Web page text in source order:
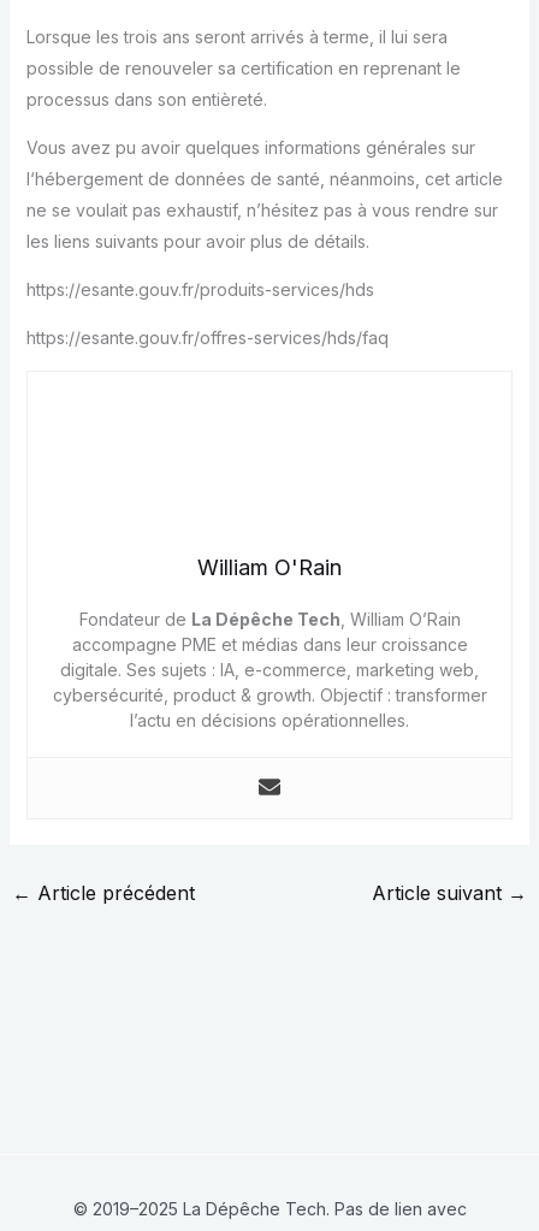
Lorsque les trois ans seront arrivés à terme, il lui sera
possible de renouveler sa certification en reprenant le
processus dans son entièreté.
Vous avez pu avoir quelques informations générales sur
l‘hébergement de données de santé, néanmoins, cet article
ne se voulait pas exhaustif, n’hésitez pas à vous rendre sur
les liens suivants pour avoir plus de détails.
https://esante.gouv.fr/produits-services/hds
https://esante.gouv.fr/offres-services/hds/faq
William O'Rain
Fondateur de La Dépêche Tech , William O’Rain
accompagne PME et médias dans leur croissance
digitale. Ses sujets : IA, e-commerce, marketing web,
cybersécurité, product & growth. Objectif : transformer
l’actu en décisions opérationnelles.
← Article précédent Article suivant →
© 2019–2025 La Dépêche Tech. Pas de lien avec